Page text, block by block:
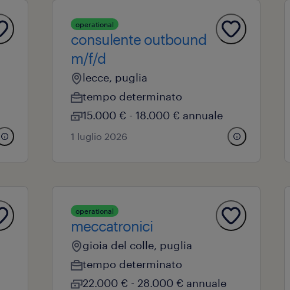
operational
consulente outbound
m/f/d
lecce, puglia
tempo determinato
15.000 € - 18.000 € annuale
1 luglio 2026
operational
meccatronici
gioia del colle, puglia
tempo determinato
22.000 € - 28.000 € annuale